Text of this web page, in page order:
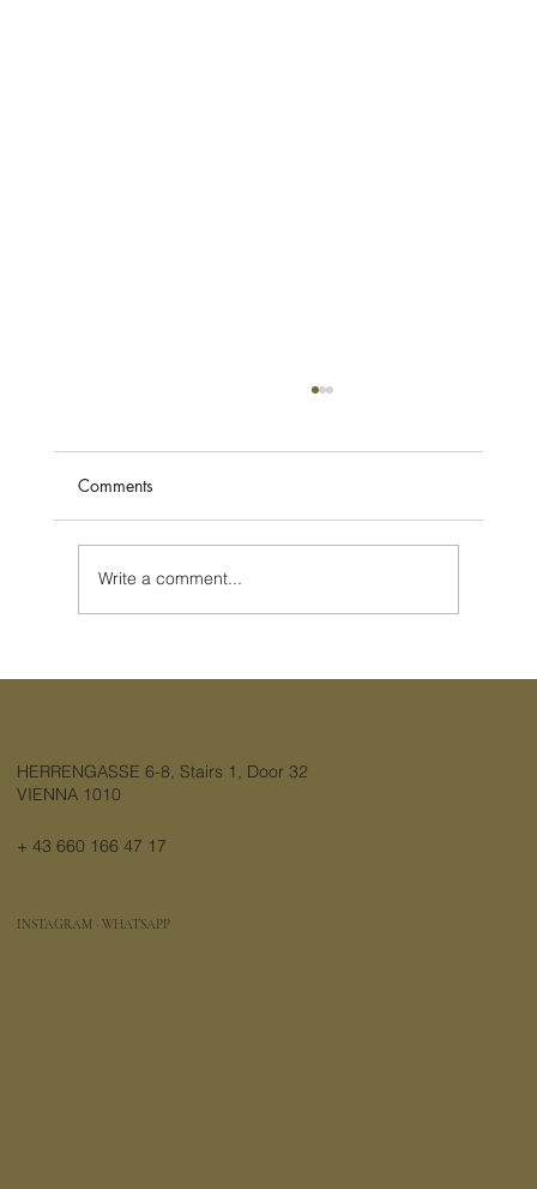
Comments
Write a comment...
HERRENGASSE 6-8, Stairs 1, Door 32
VIENNA 1010
INSTAGRAM ·WHATSAPP
+ 43 660 166 47 17